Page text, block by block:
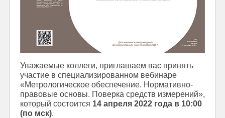
Уважаемые коллеги, приглашаем вас принять
участие в специализированном вебинаре
«Метрологическое обеспечение. Нормативно-
правовые основы. Поверка средств измерений»,
который состоится 14 апреля 2022 года в 10:00
(по мск).